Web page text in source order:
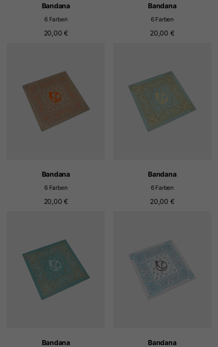
Bandana
6 Farben
20,00 €
Bandana
6 Farben
20,00 €
Bandana
6 Farben
20,00 €
Bandana
6 Farben
20,00 €
Bandana Bandana